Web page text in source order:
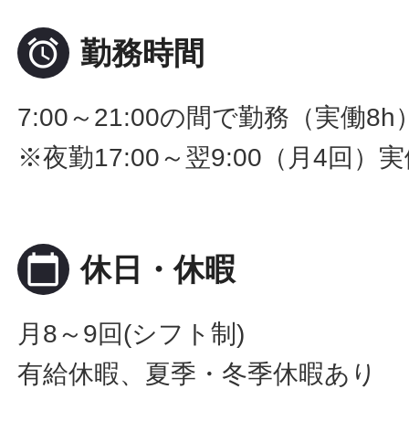
 勤務時間
7:00～21:00の間で勤務（実働8h
※夜勤17:00～翌9:00（月4回）
calendar_today 休日・休暇
月8～9回(シフト制)
有給休暇、夏季・冬季休暇あり